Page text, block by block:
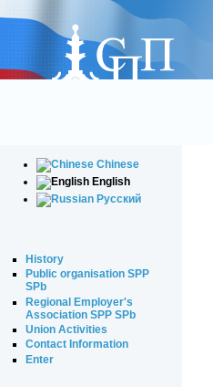
Chinese
English
Русский
History
Public organisation SPP
SPb
Regional Employer's
Association SPP SPb
Union Activities
Contact Information
Enter